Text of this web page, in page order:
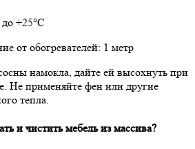
+25°С
от обогревателей: 1 метр
намокла, дайте ей высохнуть при
Не применяйте фен или другие
тепла.
и чистить мебель из массива?